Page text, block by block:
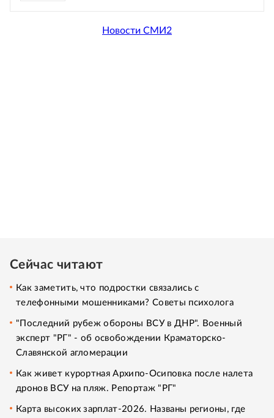
Новости СМИ2
Сейчас читают
Как заметить, что подростки связались с
телефонными мошенниками? Советы психолога
"Последний рубеж обороны ВСУ в ДНР". Военный
эксперт "РГ" - об освобождении Краматорско-
Славянской агломерации
Как живет курортная Архипо-Осиповка после налета
дронов ВСУ на пляж. Репортаж "РГ"
Карта высоких зарплат-2026. Названы регионы, где